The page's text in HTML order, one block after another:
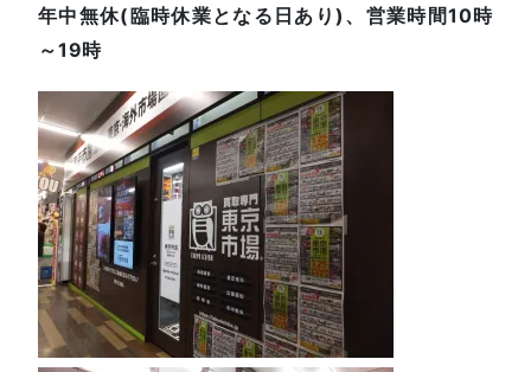
年中無休(臨時休業となる日あり)、営業時間10時
～19時